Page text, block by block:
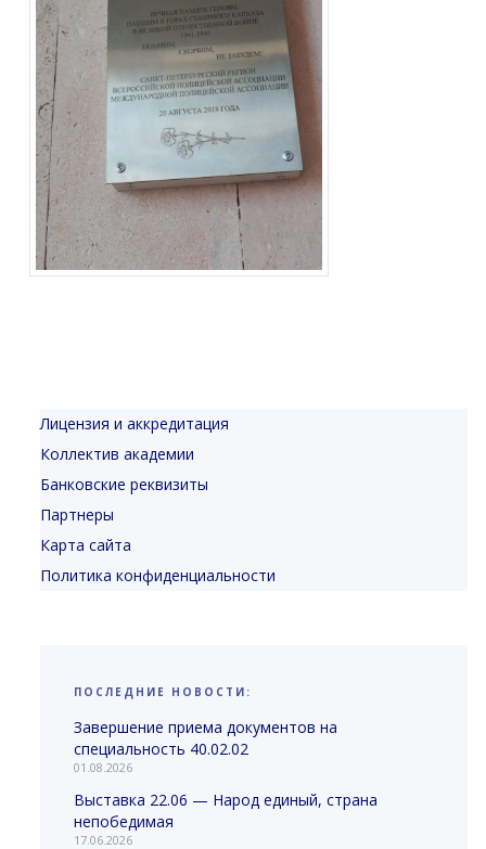
Лицензия и аккредитация
Коллектив академии
Банковские реквизиты
Партнеры
Карта сайта
Политика конфиденциальности
ПОСЛЕДНИЕ НОВОСТИ:
Завершение приема документов на
специальность 40.02.02
01.08.2026
Выставка 22.06 — Народ единый, страна
непобедимая
17.06.2026